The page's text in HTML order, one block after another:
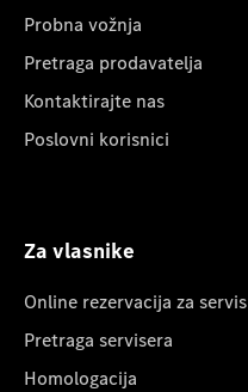
Probna vožnja
Pretraga prodavatelja
Kontaktirajte nas
Poslovni korisnici
Za vlasnike
Online rezervacija za servis
Pretraga servisera
Homologacija